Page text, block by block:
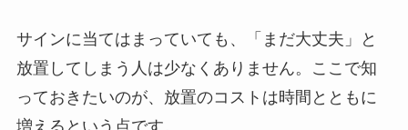
サインに当てはまっていても、「まだ大丈夫」と
放置してしまう人は少なくありません。ここで知
っておきたいのが、放置のコストは時間とともに
増えるという点です。